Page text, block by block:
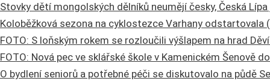
Stovky dětí mongolských dělníků neumějí česky, Česká
Koloběžková sezona na cyklostezce Varhany odstartovala
FOTO: S loňským rokem se rozloučili výšlapem na hrad
FOTO: Nová pec ve sklářské škole v Kamenickém Šenově
O bydlení seniorů a potřebné péči se diskutovalo na půdě